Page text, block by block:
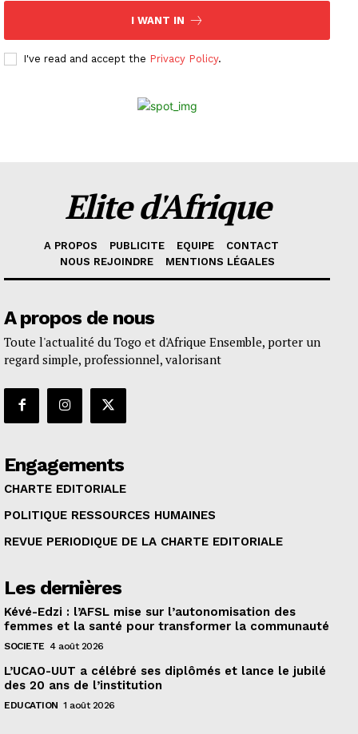
I WANT IN
I've read and accept the Privacy Policy.
Elite d'Afrique
A PROPOS PUBLICITE EQUIPE
CONTACT
NOUS REJOINDRE
MENTIONS LÉGALES
A propos de nous
Toute l'actualité du Togo et d'Afrique Ensemble, porter un
regard simple, professionnel, valorisant
Engagements
CHARTE EDITORIALE
POLITIQUE RESSOURCES HUMAINES
REVUE PERIODIQUE DE LA CHARTE EDITORIALE
Les dernières
Kévé-Edzi : l’AFSL mise sur l’autonomisation des
femmes et la santé pour transformer la communauté
SOCIETE 4 août 2026
L’UCAO-UUT a célébré ses diplômés et lance le jubilé
des 20 ans de l’institution
EDUCATION 1 août 2026